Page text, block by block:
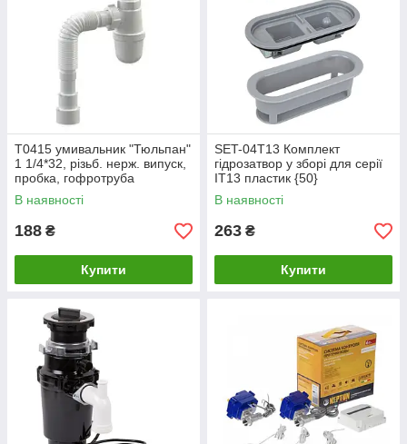
Т0415 умивальник "Тюльпан"
1 1/4*32, різьб. нерж. випуск,
пробка, гофротруба
32*32/40/50{30}
В наявності
188 ₴
Купити
SET-04T13 Комплект
гідрозатвор у зборі для серії
IT13 пластик {50}
В наявності
263 ₴
Купити